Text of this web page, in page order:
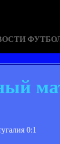
0:1